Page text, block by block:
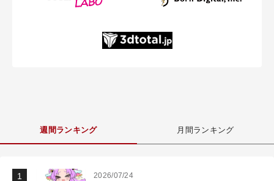
週間ランキング 月間ランキング
2026/07/24